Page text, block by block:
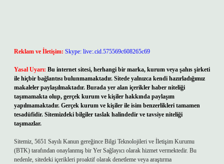
Reklam ve İletişim: Skype: live:.cid.575569c608265c69
Yasal Uyarı: Bu internet sitesi, herhangi bir marka, kurum veya şahıs şirketi
ile hiçbir bağlantısı bulunmamaktadır. Sitede yalnızca kendi hazırladığımız
makaleler paylaşılmaktadır. Burada yer alan içerikler haber niteliği
taşımamakta olup, gerçek kurum ve kişiler hakkında paylaşım
yapılmamaktadır. Gerçek kurum ve kişiler ile isim benzerlikleri tamamen
tesadüfidir. Sitemizdeki bilgiler taslak halindedir ve tavsiye niteliği
taşımazlar.
Sitemiz, 5651 Sayılı Kanun gereğince Bilgi Teknolojileri ve İletişim Kurumu
(BTK) tarafından onaylanmış bir Yer Sağlayıcı olarak hizmet vermektedir. Bu
nedenle, sitedeki içerikleri proaktif olarak denetleme veya araştırma